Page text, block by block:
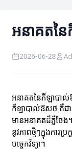
អនាគតន
2026-06-28
អនាគតនៃកីឡាបា
កីឡាបាល់ឱសថ គឺ
មានអនាគតដ៏ភ្លឺចែង
នូវភាពថ្មីៗក្នុងការ
បច្ចេកវិទ្យា។